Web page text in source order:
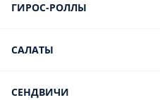
ГИРОС-РОЛЛЫ
САЛАТЫ
СЕНДВИЧИ